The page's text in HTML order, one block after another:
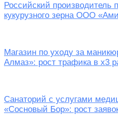
Российский производитель
кукурузного зерна ООО
Магазин по уходу за
Алмаз»: рост трафика в х3
Санаторий c услугами
«Сосновый Бор»: рост